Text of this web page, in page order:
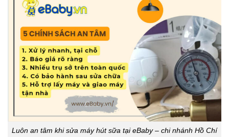
Luôn an tâm khi sửa máy hút sữa tại eBaby – chi nhánh Hồ Chí